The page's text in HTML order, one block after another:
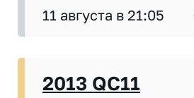
11 августа в 21:05
2013 QC11